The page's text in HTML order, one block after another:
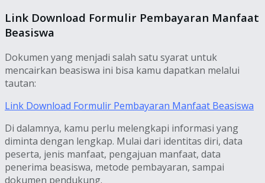
Link Download Formulir Pembayaran Manfaat
Beasiswa
Dokumen yang menjadi salah satu syarat untuk
mencairkan beasiswa ini bisa kamu dapatkan melalui
tautan:
Link Download Formulir Pembayaran Manfaat Beasiswa
Di dalamnya, kamu perlu melengkapi informasi yang
diminta dengan lengkap. Mulai dari identitas diri, data
peserta, jenis manfaat, pengajuan manfaat, data
penerima beasiswa, metode pembayaran, sampai
dokumen pendukung.